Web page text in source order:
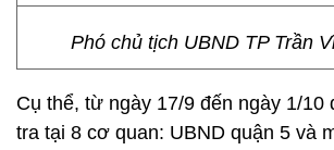
Phó chủ tịch UBND TP Trần
Cụ thể, từ ngày 17/9 đến ngày 1/10
tra tại 8 cơ quan: UBND quận 5 và